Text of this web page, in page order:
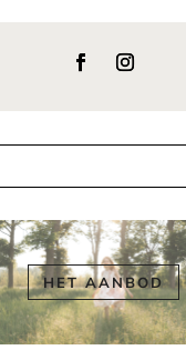
HET AANBOD